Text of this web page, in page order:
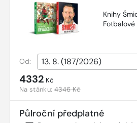
Knihy
Od:
4332 Kč
Na stánku:4346 Kč
Půlroční předplatné